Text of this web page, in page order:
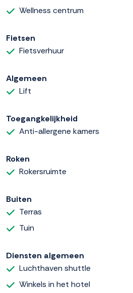
Wellness centrum
Fietsen
Fietsverhuur
Algemeen
Lift
Toegangkelijkheid
Anti-allergene kamers
Roken
Rokersruimte
Buiten
Terras
Tuin
Diensten algemeen
Luchthaven shuttle
Winkels in het hotel